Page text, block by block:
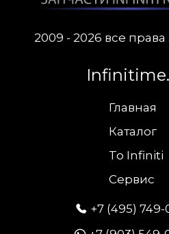
2009 - 2026 все
Главная
Каталог
To Infiniti
Сервис
+7 (495) 749-